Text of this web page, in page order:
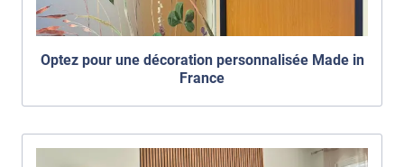
Optez pour une décoration personnalisée Made in
France